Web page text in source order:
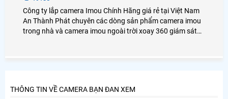
Công ty lắp camera Imou Chính Hãng giá rẻ tại Việt Nam
An Thành Phát chuyên các dòng sản phẩm camera imou
trong nhà và camera imou ngoài trời xoay 360 giám sát
THÔNG TIN VỀ CAMERA BẠN ĐAN XEM